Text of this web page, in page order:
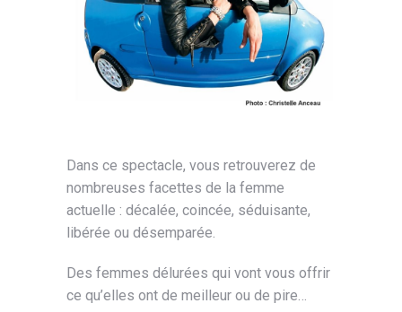
Dans ce spectacle, vous retrouverez de
nombreuses facettes de la femme
actuelle : décalée, coincée, séduisante,
libérée ou désemparée.
Des femmes délurées qui vont vous offrir
ce qu’elles ont de meilleur ou de pire…